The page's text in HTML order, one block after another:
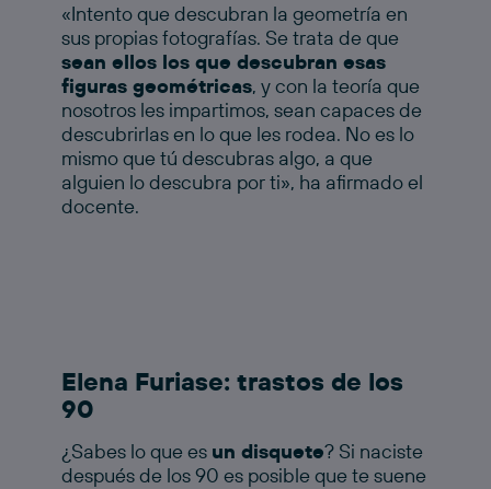
«Intento que descubran la geometría en
sus propias fotografías. Se trata de que
sean ellos los que descubran esas
figuras geométricas, y con la teoría que
nosotros les impartimos, sean capaces de
descubrirlas en lo que les rodea. No es lo
mismo que tú descubras algo, a que
alguien lo descubra por ti», ha afirmado el
docente.
Elena Furiase: trastos de los
90
¿Sabes lo que es un disquete? Si naciste
después de los 90 es posible que te suene